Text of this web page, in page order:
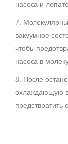
насоса и
7.
вакуумное
чтобы
насоса в
8. После
охлаждающую
предотвратить